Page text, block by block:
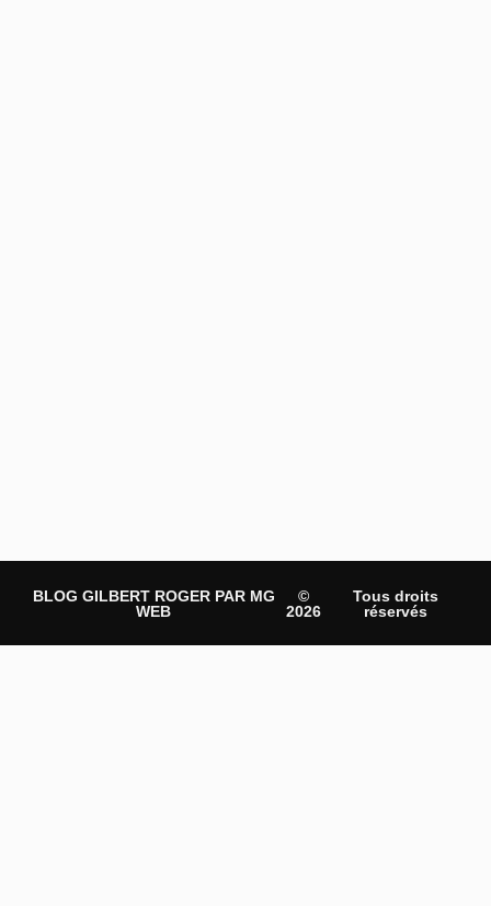
BLOG GILBERT ROGER PAR MG
WEB
©
2026
Tous droits
réservés